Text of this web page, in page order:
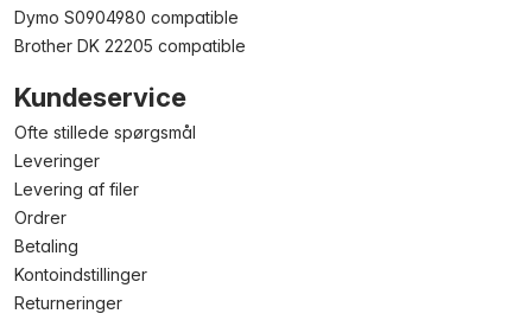
Dymo S0904980 compatible
Brother DK 22205 compatible
Kundeservice
Ofte stillede spørgsmål
Leveringer
Levering af filer
Ordrer
Betaling
Kontoindstillinger
Returneringer